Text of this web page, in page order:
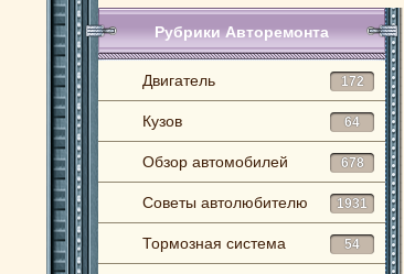
Рубрики Авторемонта
Двигатель 172
Кузов 64
Обзор автомобилей 678
Советы автолюбителю 1931
Тормозная система 54